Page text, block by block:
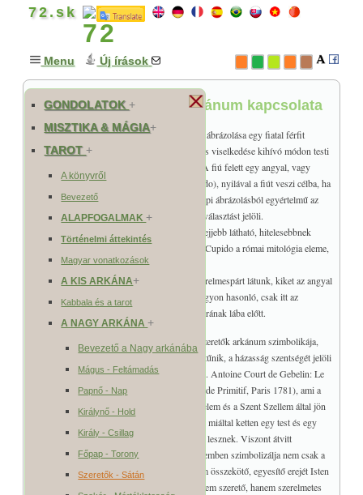
72.sk
Menu Új írások
GONDOLATOK+
MISZTIKA & MÁGIA+
TAROT+
A könyvről
Bevezető
ALAPFOGALMAK+
Történelmi áttekintés
Magyar vonatkozások
A KIS ARKÁNA+
Kabbala és a tarot
A NAGY ARKÁNA+
Bevezető a Nagy arkánába
Mágus - Feltámadás
Papnő - Nap
Királynő - Hold
Király - Csillag
Főpap - Torony
Szeretők - Sátán
A Szeretők és a Sátán arkánum kapcsolata
A Szeretők arkánum egyik hagyományos képi ábrázolása egy fiatal férfit
ábrázol, két nő között, ahol az egyik ruházata és viselkedése kihívó módon testi
szépségére igyekszik felhívni a fiú figyelmét. A fiú felett egy angyal, vagy
inkább Erósz küldötte (illetve Vénusz fia Cupido), nyilával a fiút veszi célba, ha
ő a kihívó testi vágyak mellett dönt. Ebből a képi ábrázolásból egyértelmű az
arkánum másik megnevezése is, ami a szabad választást jelöli.
A Szeretők másik gyakori ábrázolása viszont lejjebb látható, hitelesebbnek
tűnik, hiszen az előző ábrázolásban megjelenő Cupido a római mitológia eleme,
ami nem igen lehet egy ősi szimbolika része.
A Szeretők arkánumnál az angyal előtt egy szerelmespárt látunk, kiket az angyal
megáld. A Sátán arkánum ábrázolása ehhez nagyon hasonló, csak itt az
emberpár, mint fogoly jelenik meg a sötétség urának lába előtt.
A Szeretők arkánum szimbolikája,
úgy tűnik, a házasság szentségét jelöli
(lásd. Antoine Court de Gebelin: Le
Monde Primitif, Paris 1781), ami a
szerelem és a Szent Szellem által jön
létre, miáltal ketten egy test és egy
lélek lesznek. Viszont átvitt
értelemben szimbolizálja nem csak a
férfi és a nő közti szerelmet, de a Szent Szellem összekötő, egyesítő erejét Isten
és ember közt. Ennek okáért a magyar Biblia nem szerető, hanem szerelmetes